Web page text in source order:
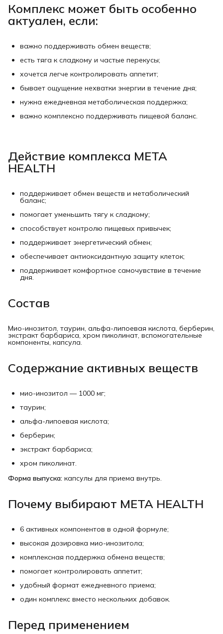
Комплекс может быть особенно
актуален, если:
важно поддерживать обмен веществ;
есть тяга к сладкому и частые перекусы;
хочется легче контролировать аппетит;
бывает ощущение нехватки энергии в течение дня;
нужна ежедневная метаболическая поддержка;
важно комплексно поддерживать пищевой баланс.
Действие комплекса META
HEALTH
поддерживает обмен веществ и метаболический
баланс;
помогает уменьшить тягу к сладкому;
способствует контролю пищевых привычек;
поддерживает энергетический обмен;
обеспечивает антиоксидантную защиту клеток;
поддерживает комфортное самочувствие в течение
дня.
Состав
Мио-инозитол, таурин, альфа-липоевая кислота, берберин,
экстракт барбариса, хром пиколинат, вспомогательные
компоненты, капсула.
Содержание активных веществ
мио-инозитол — 1000 мг;
таурин;
альфа-липоевая кислота;
берберин;
экстракт барбариса;
хром пиколинат.
Форма выпуска: капсулы для приема внутрь.
Почему выбирают META HEALTH
6 активных компонентов в одной формуле;
высокая дозировка мио-инозитола;
комплексная поддержка обмена веществ;
помогает контролировать аппетит;
удобный формат ежедневного приема;
один комплекс вместо нескольких добавок.
Перед применением